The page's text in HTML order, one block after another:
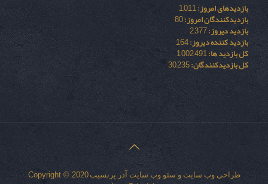
بازدیدهای امروز:1,011
بازدیدکنندگان امروز:80
بازدید دیروز:2,377
بازدید کننده دیروز:164
کل بازدید ها:1,002,491
کل بازدیدکنند‌گان:30,235
طراحی وب سایت و سئو وب سایت آذر پرنسیب Copyright © 2020